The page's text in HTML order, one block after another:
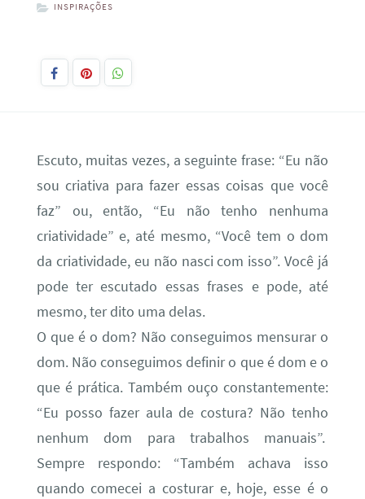
INSPIRAÇÕES
Escuto, muitas vezes, a seguinte frase: “Eu não
sou criativa para fazer essas coisas que você
faz” ou, então, “Eu não tenho nenhuma
criatividade” e, até mesmo, “Você tem o dom
da criatividade, eu não nasci com isso”. Você já
pode ter escutado essas frases e pode, até
mesmo, ter dito uma delas.
O que é o dom? Não conseguimos mensurar o
dom. Não conseguimos definir o que é dom e o
que é prática. Também ouço constantemente:
“Eu posso fazer aula de costura? Não tenho
nenhum dom para trabalhos manuais”.
Sempre respondo: “Também achava isso
quando comecei a costurar e, hoje, esse é o